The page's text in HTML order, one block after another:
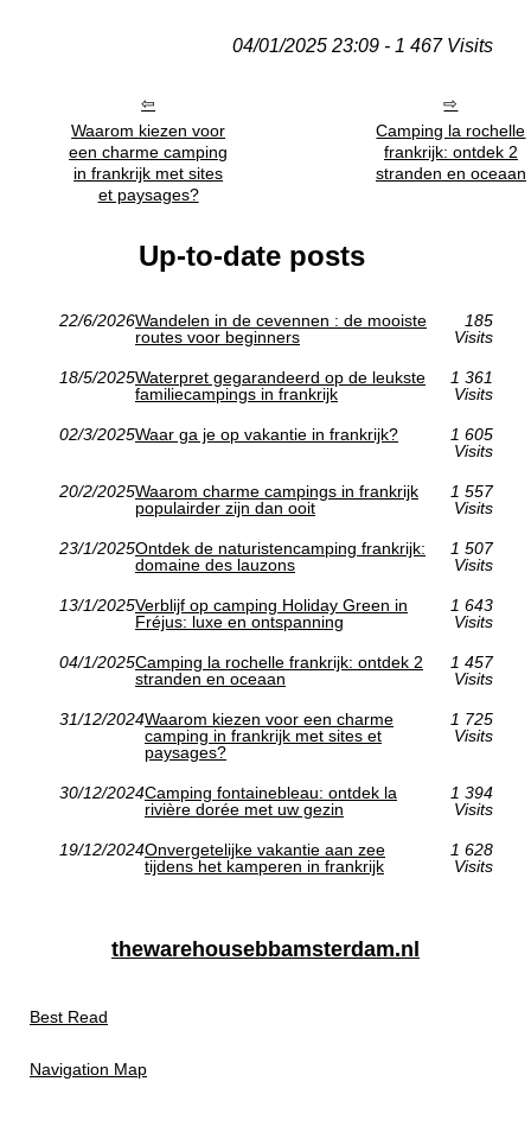
04/01/2025 23:09 - 1 467 Visits
Waarom kiezen voor
een charme camping
in frankrijk met sites
et paysages?
Camping la rochelle
frankrijk: ontdek 2
stranden en oceaan
Up-to-date posts
22/6/2026Wandelen in de cevennen : de mooiste
routes voor beginners
185
Visits
18/5/2025Waterpret gegarandeerd op de leukste
familiecampings in frankrijk
1 361
Visits
02/3/2025Waar ga je op vakantie in frankrijk?
1 605
Visits
20/2/2025Waarom charme campings in frankrijk
populairder zijn dan ooit
1 557
Visits
23/1/2025Ontdek de naturistencamping frankrijk:
domaine des lauzons
1 507
Visits
13/1/2025Verblijf op camping Holiday Green in
Fréjus: luxe en ontspanning
1 643
Visits
04/1/2025Camping la rochelle frankrijk: ontdek 2
stranden en oceaan
1 457
Visits
31/12/2024Waarom kiezen voor een charme
camping in frankrijk met sites et
paysages?
1 725
Visits
30/12/2024Camping fontainebleau: ontdek la
rivière dorée met uw gezin
1 394
Visits
19/12/2024Onvergetelijke vakantie aan zee
tijdens het kamperen in frankrijk
1 628
Visits
thewarehousebbamsterdam.nl
Best Read
Navigation Map